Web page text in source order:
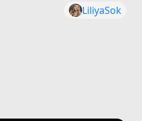
LiliyaSok